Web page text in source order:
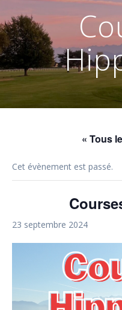
« Tous
Cet évènement est passé.
23 septembre 2024